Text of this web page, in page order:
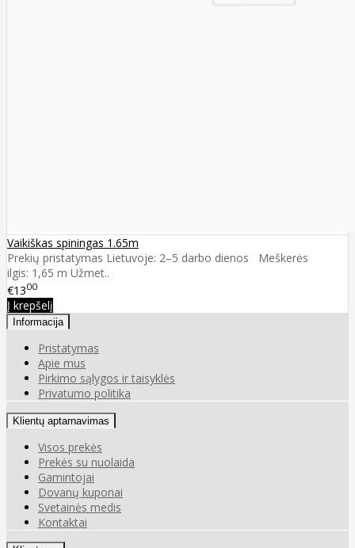
Vaikiškas spiningas 1.65m
Prekių pristatymas Lietuvoje: 2–5 darbo dienos Meškerės
ilgis: 1,65 m Užmet..
€1300
Į krepšelį
Informacija
Pristatymas
Apie mus
Pirkimo sąlygos ir taisyklės
Privatumo politika
Klientų aptarnavimas
Visos prekės
Prekės su nuolaida
Gamintojai
Dovanų kuponai
Svetainės medis
Kontaktai